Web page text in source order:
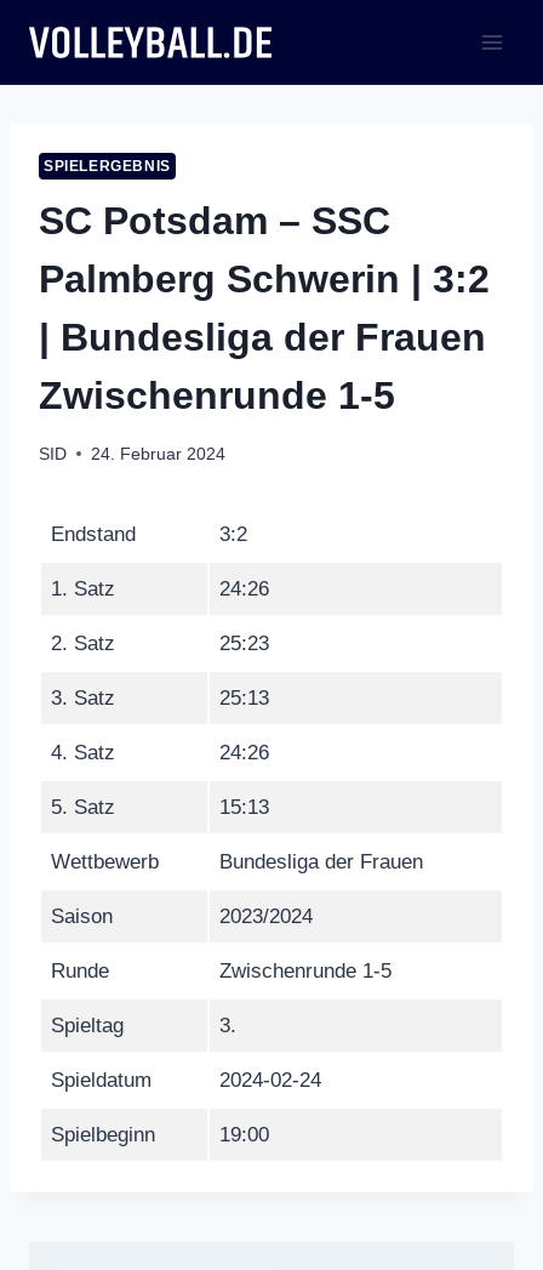
Inhalt
springen
SPIELERGEBNIS
SC Potsdam – SSC
Palmberg Schwerin | 3:2
| Bundesliga der Frauen
Zwischenrunde 1-5
SID 24. Februar 2024
Endstand 3:2
1. Satz 24:26
2. Satz 25:23
3. Satz 25:13
4. Satz 24:26
5. Satz 15:13
Wettbewerb Bundesliga der Frauen
Saison 2023/2024
Runde Zwischenrunde 1-5
Spieltag 3.
Spieldatum 2024-02-24
Spielbeginn 19:00